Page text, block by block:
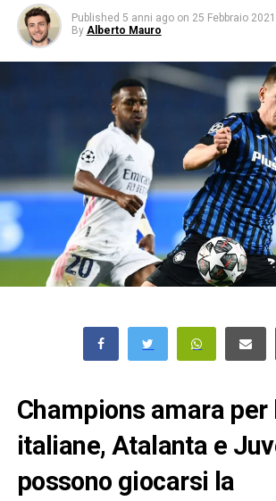
Published 5 anni ago on 25 Febbraio 2021
By Alberto Mauro
Champions amara per
italiane, Atalanta e
possono giocarsi la